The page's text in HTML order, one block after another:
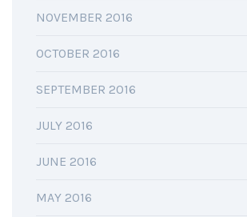
NOVEMBER 2016
OCTOBER 2016
SEPTEMBER 2016
JULY 2016
JUNE 2016
MAY 2016